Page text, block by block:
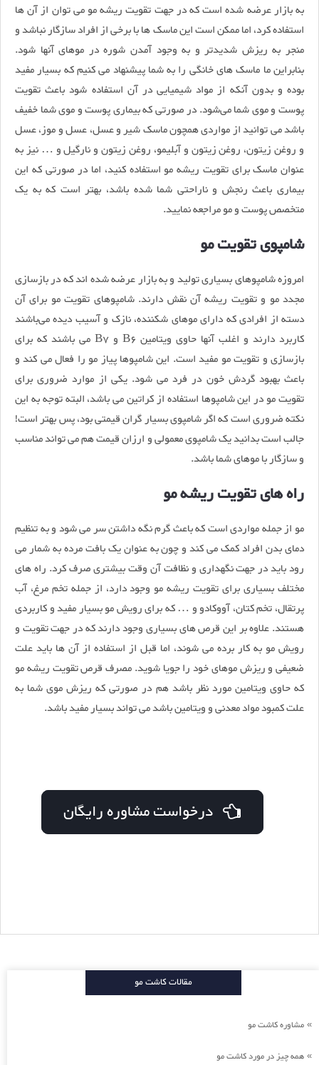
به بازار عرضه شده است که در جهت تقویت ریشه مو می توان از آن ها
استفاده کرد، اما ممکن است این ماسک ها با برخی از افراد سازگار نباشد و
منجر به ریزش شدیدتر و به وجود آمدن شوره در موهای آنها شود.
بنابراین ما ماسک های خانگی را به شما پیشنهاد می کنیم که بسیار مفید
بوده و بدون آنکه از مواد شیمیایی در آن استفاده شود باعث تقویت
پوست و موی شما می‌شود. در صورتی که بیماری پوست و موی شما خفیف
باشد می توانید از مواردی همچون ماسک شیر و عسل، عسل و موز، عسل
و روغن زیتون، روغن زیتون و آبلیمو، روغن زیتون و نارگیل و … نیز به
عنوان ماسک برای تقویت ریشه مو استفاده کنید، اما در صورتی که این
بیماری باعث رنجش و ناراحتی شما شده باشد، بهتر است که به یک
متخصص پوست و مو مراجعه نمایید.
شامپوی تقویت مو
امروزه شامپوهای بسیاری تولید و به بازار عرضه شده اند که در بازسازی
مجدد مو و تقویت ریشه آن نقش دارند. شامپوهای تقویت مو برای آن
دسته از افرادی که دارای موهای شکننده، نازک و آسیب دیده می‌باشند
کاربرد دارند و اغلب آنها حاوی ویتامین B6 و B7 می باشند که برای
بازسازی و تقویت مو مفید است. این شامپوها پیاز مو را فعال می کند و
باعث بهبود گردش خون در فرد می شود. یکی از موارد ضروری برای
تقویت مو در این شامپوها استفاده از کراتین می باشد، البته توجه به این
نکته ضروری است که اگر شامپوی بسیار گران قیمتی بود، پس بهتر است!
جالب است بدانید یک شامپوی معمولی و ارزان قیمت هم می تواند مناسب
و سازگار با موهای شما باشد.
راه های تقویت ریشه مو
مو از جمله مواردی است که باعث گرم نگه داشتن سر می شود و به تنظیم
دمای بدن افراد کمک می کند و چون به عنوان یک بافت مرده به شمار می
رود باید در جهت نگهداری و نظافت آن وقت بیشتری صرف کرد. راه های
مختلف بسیاری برای تقویت ریشه مو وجود دارد، از جمله تخم مرغ، آب
پرتقال، تخم کتان، آووکادو و … که برای رویش مو بسیار مفید و کاربردی
هستند. علاوه بر این قرص های بسیاری وجود دارند که در جهت تقویت و
رویش مو به کار برده می شوند، اما قبل از استفاده از آن ها باید علت
ضعیفی و ریزش موهای خود را جویا شوید. مصرف قرص تقویت ریشه مو
که حاوی ویتامین مورد نظر باشد هم در صورتی که ریزش موی شما به
علت کمبود مواد معدنی و ویتامین باشد می تواند بسیار مفید باشد.
درخواست مشاوره رایگان
مقالات کاشت مو
» مشاوره کاشت مو
» همه چیز در مورد کاشت مو